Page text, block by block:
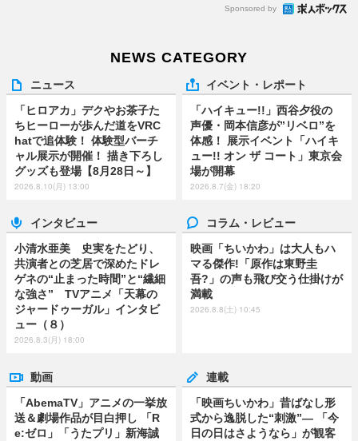
Sponsored by
NEWS CATEGORY
ニュース
「ヒロアカ」デクやお茶子た
ちヒーローが歩んだ道をVRC
hatで追体験！ 体験型バーチ
ャル展示が開催！ 描き下ろし
グッズも登場【8月28日～】
2026.8.10(月) 13:00
イベント・レポート
「ハイキュー!!」西谷夕役の
声優・岡本信彦が”リベロ”を
体感！ 展示イベント「ハイキ
ュー!! オン ザ コート」東京会
場が開幕
2026.8.7(金) 18:20
インタビュー
小清水亜美 史実をたどり、
共演者との芝居で深めたドレ
ゲネの“止まった時間”と“繊細
な強さ” TVアニメ「天幕の
ジャードゥーガル」インタビ
ュー（８）
2026.8.3(月) 18:00
コラム・レビュー
映画「ちいかわ」は大人もハ
マる傑作!「原作は東野圭
吾?」の声も飛び交う仕掛けが
満載
2026.8.8(土) 10:45
動画
「AbemaTV」アニメの一挙放
送＆劇場作品が目白押し 「R
e:ゼロ」「うたプリ」新海誠
連載
「映画ちいかわ」昔ばなし形
式から逸脱した“刺激”― 「今
日の日はさようなら」が観客